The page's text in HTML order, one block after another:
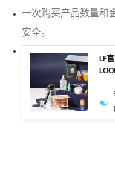
一次购买产品数量和
安全。
LF